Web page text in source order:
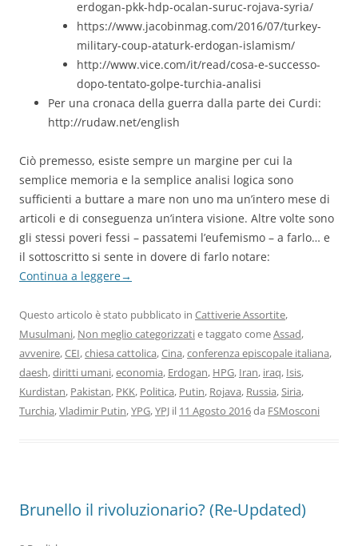
erdogan-pkk-hdp-ocalan-suruc-rojava-syria/
https://www.jacobinmag.com/2016/07/turkey-
military-coup-ataturk-erdogan-islamism/
http://www.vice.com/it/read/cosa-e-successo-
dopo-tentato-golpe-turchia-analisi
Per una cronaca della guerra dalla parte dei Curdi:
http://rudaw.net/english
Ciò premesso, esiste sempre un margine per cui la
semplice memoria e la semplice analisi logica sono
sufficienti a buttare a mare non uno ma un’intero mese di
articoli e di conseguenza un’intera visione. Altre volte sono
gli stessi poveri fessi – passatemi l’eufemismo – a farlo… e
il sottoscritto si sente in dovere di farlo notare:
Continua a leggere→
Questo articolo è stato pubblicato in Cattiverie Assortite,
Musulmani, Non meglio categorizzatie taggato comeAssad,
avvenire,CEI,chiesa cattolica,Cina,conferenza episcopale italiana,
daesh,diritti umani,economia, Erdogan, HPG, Iran, iraq, Isis,
Kurdistan, Pakistan, PKK, Politica, Putin, Rojava, Russia,Siria,
Turchia,Vladimir Putin,YPG,YPJ il 11 Agosto 2016da FSMosconi
Brunello il rivoluzionario? (Re-Updated)